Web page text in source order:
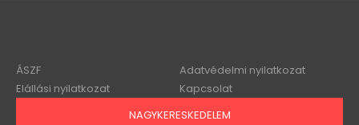
ÁSZF
Adatvédelmi nyilatkozat
Elállási nyilatkozat
Kapcsolat
NAGYKERESKEDELEM